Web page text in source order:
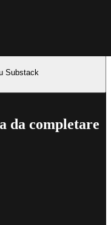
Substack
da completare